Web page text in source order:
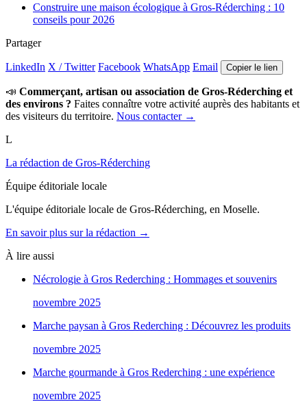
Construire une maison écologique à Gros-Réderching : 10
conseils pour 2026
Partager
LinkedIn X / Twitter Facebook WhatsApp Email Copier le lien
📣 Commerçant, artisan ou association de Gros-Réderching et
des environs ? Faites connaître votre activité auprès des habitants et
des visiteurs du territoire. Nous contacter →
L
La rédaction de Gros-Réderching
Équipe éditoriale locale
L'équipe éditoriale locale de Gros-Réderching, en Moselle.
En savoir plus sur la rédaction →
À lire aussi
Nécrologie à Gros Rederching : Hommages et souvenirs
novembre 2025
Marche paysan à Gros Rederching : Découvrez les produits
novembre 2025
Marche gourmande à Gros Rederching : une expérience
novembre 2025